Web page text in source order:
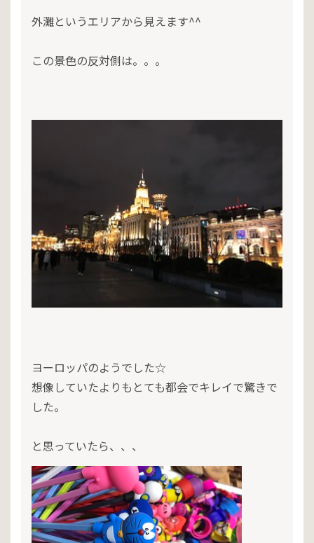
外灘というエリアから見えます^^
この景色の反対側は。。。
ヨーロッパのようでした☆
想像していたよりもとても都会でキレイで驚きで
した。
と思っていたら、、、